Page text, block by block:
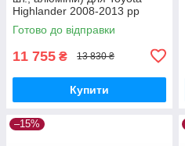
Highlander 2008-2013 рр
Готово до відправки
11 755 ₴ 13 830 ₴
Купити
–15%